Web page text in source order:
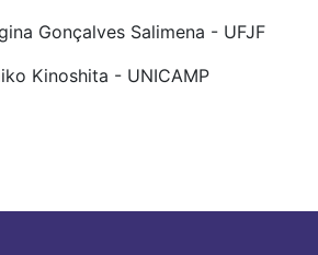
Gonçalves Salimena - UFJF
Kinoshita - UNICAMP